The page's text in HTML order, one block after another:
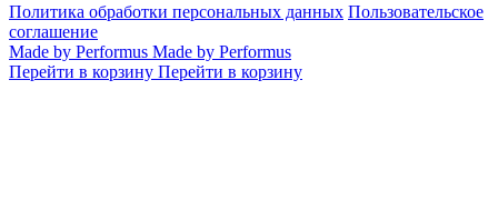
Политика обработки персональных данных Пользовательское
соглашение
Made by Performus Made by Performus
Перейти в корзину Перейти в корзину